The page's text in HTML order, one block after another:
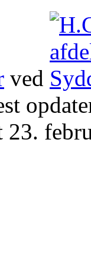
ved
23.